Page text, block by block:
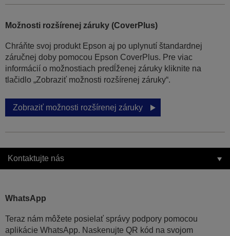
Možnosti rozšírenej záruky (CoverPlus)
Chráňte svoj produkt Epson aj po uplynutí štandardnej
záručnej doby pomocou Epson CoverPlus. Pre viac
informácií o možnostiach predĺženej záruky kliknite na
tlačidlo „Zobraziť možnosti rozšírenej záruky“.
Zobraziť možnosti rozšírenej záruky
Kontaktujte nás
WhatsApp
Teraz nám môžete posielať správy podpory pomocou
aplikácie WhatsApp. Naskenujte QR kód na svojom